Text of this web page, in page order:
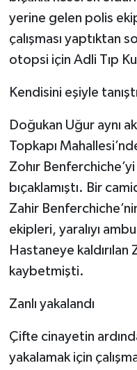
yerine gelen polis
çalışması yaptıktan
otopsi için Adli Tıp
Kendisini eşiyle
Doğukan Uğur aynı
Topkapı
Zohır
bıçaklamıştı. Bir
Zahir
ekipleri, yaralıyı
Hastaneye kaldırılan
kaybetmişti.
Zanlı yakalandı
Çifte cinayetin
yakalamak için